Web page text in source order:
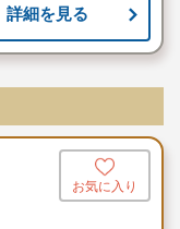
詳細を見る
お気に入り